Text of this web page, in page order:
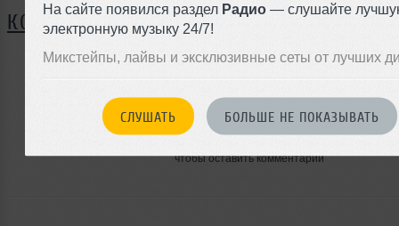
На сайте появился раздел Радио — слушайте
электронную музыку 24/7!
Микстейпы, лайвы и эксклюзивные сеты от лучших
СЛУШАТЬ БОЛЬШЕ НЕ ПОКАЗЫВАТЬ
КОММЕНТАРИИ
ЗАРЕГИСТРИРУЙТЕСЬ
чтобы оставить комментарий